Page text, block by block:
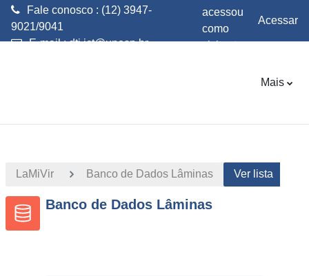
Fale conosco : (12) 3947-
9021/9041
E-mail :dti.ict@unesp.br
acessou
como
visitante
Acessar
Mais
LaMiVir Banco de Dados Lâminas Ver lista
Banco de Dados Lâminas